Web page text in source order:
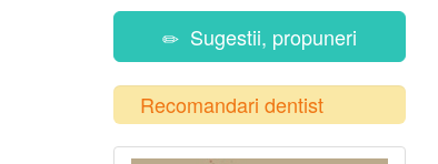
Sugestii, propuneri
Recomandari dentist